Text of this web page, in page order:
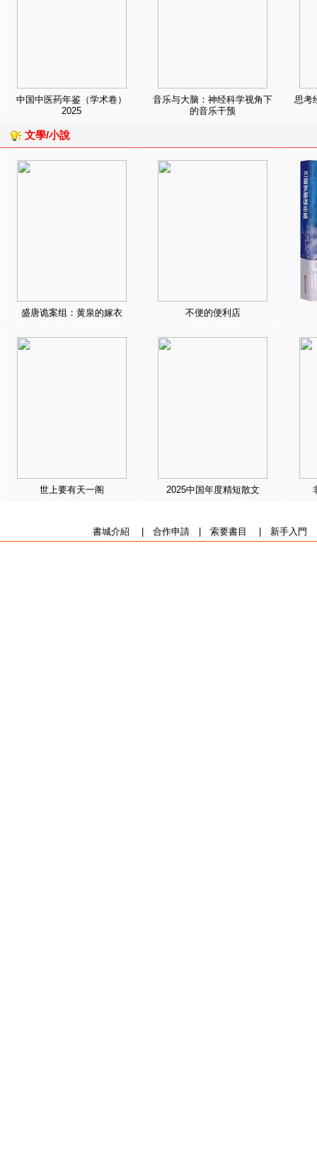
中国中医药年鉴（学术卷）
2025
音乐与大脑：神经科学视角下
的音乐干预
思考
文學/小說
盛唐诡案组：黄泉的嫁衣 不便的便利店
世上要有天一阁 2025中国年度精短散文
書城介紹 合作申請| 索要書目 新手入門